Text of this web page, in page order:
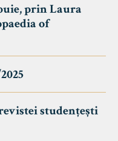
prin Laura
of
studențești